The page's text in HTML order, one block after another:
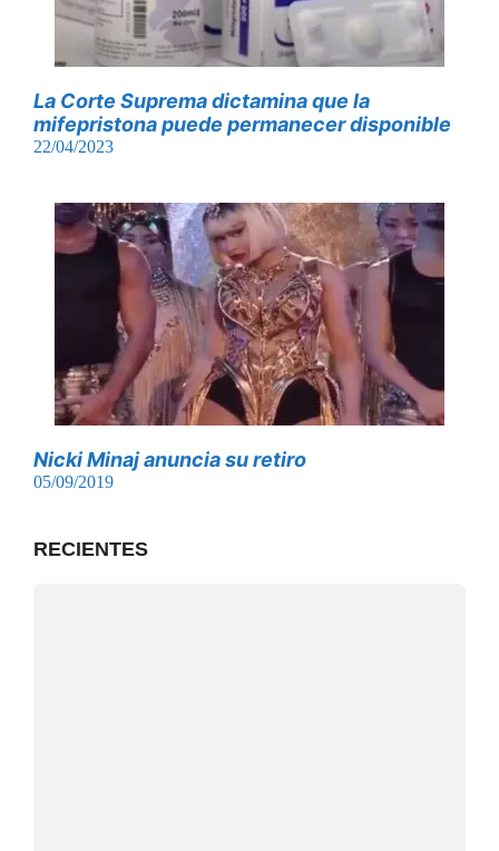
La Corte Suprema dictamina que la
mifepristona puede permanecer disponible
22/04/2023
Nicki Minaj anuncia su retiro
05/09/2019
RECIENTES